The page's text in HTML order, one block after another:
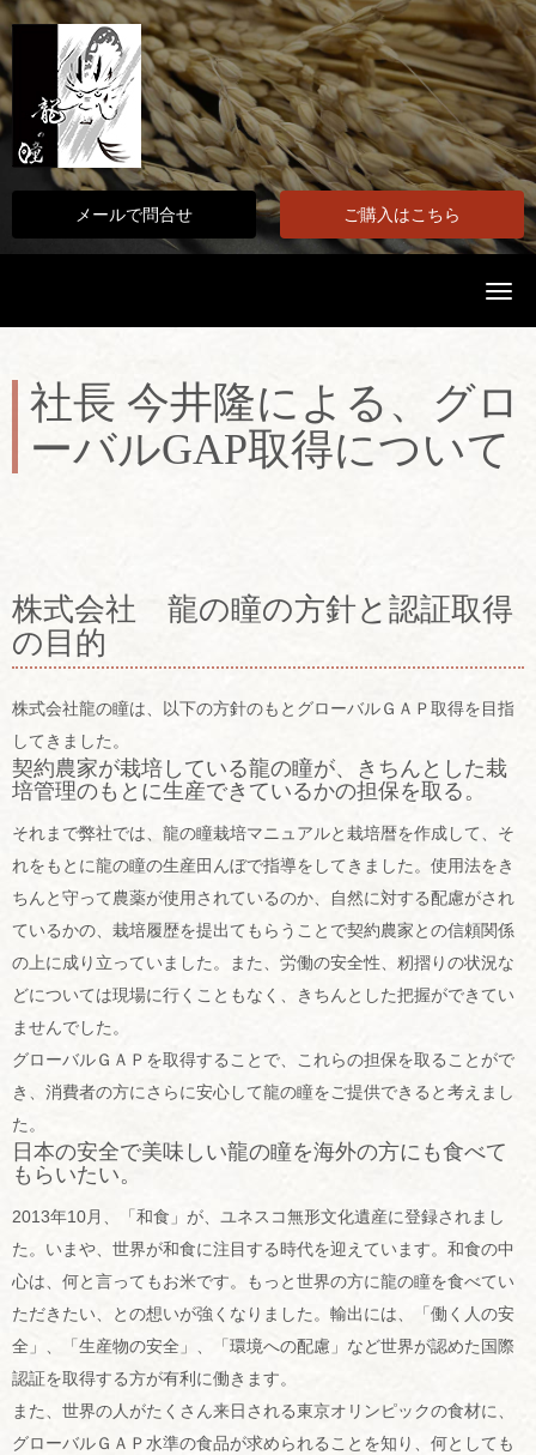
メールで問合せ ご購入はこちら
N
v
a
o
n
社長 今井隆による、グロ
ーバルGAP取得について
株式会社 龍の瞳の方針と認証取得
の目的
株式会社龍の瞳は、以下の方針のもとグローバルＧＡＰ取得を目指
してきました。
契約農家が栽培している龍の瞳が、きちんとした栽
培管理のもとに生産できているかの担保を取る。
それまで弊社では、龍の瞳栽培マニュアルと栽培暦を作成して、そ
れをもとに龍の瞳の生産田んぼで指導をしてきました。使用法をき
ちんと守って農薬が使用されているのか、自然に対する配慮がされ
ているかの、栽培履歴を提出てもらうことで契約農家との信頼関係
の上に成り立っていました。また、労働の安全性、籾摺りの状況な
どについては現場に行くこともなく、きちんとした把握ができてい
ませんでした。
グローバルＧＡＰを取得することで、これらの担保を取ることがで
き、消費者の方にさらに安心して龍の瞳をご提供できると考えまし
た。
日本の安全で美味しい龍の瞳を海外の方にも食べて
もらいたい。
2013年10月、「和食」が、ユネスコ無形文化遺産に登録されまし
た。いまや、世界が和食に注目する時代を迎えています。和食の中
心は、何と言ってもお米です。もっと世界の方に龍の瞳を食べてい
ただきたい、との想いが強くなりました。輸出には、「働く人の安
全」、「生産物の安全」、「環境への配慮」など世界が認めた国際
認証を取得する方が有利に働きます。
また、世界の人がたくさん来日される東京オリンピックの食材に、
グローバルＧＡＰ水準の食品が求められることを知り、何としても